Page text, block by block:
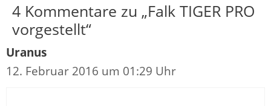
4 Kommentare zu „Falk TIGER PRO
vorgestellt“
Uranus
12. Februar 2016 um 01:29 Uhr